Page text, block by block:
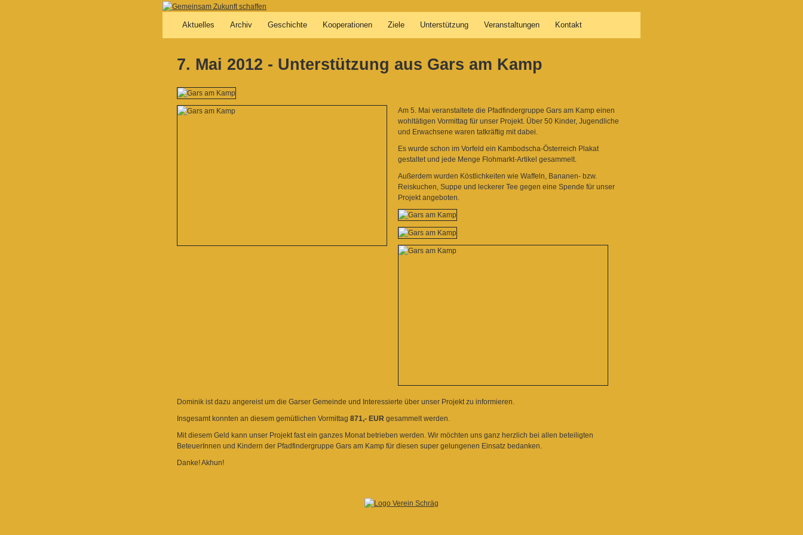
Aktuelles Archiv Geschichte Kooperationen Ziele Unterstützung Veranstaltungen Kontakt
7. Mai 2012 - Unterstützung aus Gars am Kamp
Am 5. Mai veranstaltete die Pfadfindergruppe Gars am Kamp einen
wohltätigen Vormittag für unser Projekt. Über 50 Kinder, Jugendliche
und Erwachsene waren tatkräftig mit dabei.
Es wurde schon im Vorfeld ein Kambodscha-Österreich Plakat
gestaltet und jede Menge Flohmarkt-Artikel gesammelt.
Außerdem wurden Köstlichkeiten wie Waffeln, Bananen- bzw.
Reiskuchen, Suppe und leckerer Tee gegen eine Spende für unser
Projekt angeboten.
Dominik ist dazu angereist um die Garser Gemeinde und Interessierte über unser Projekt zu informieren.
Insgesamt konnten an diesem gemütlichen Vormittag 871,- EUR gesammelt werden.
Mit diesem Geld kann unser Projekt fast ein ganzes Monat betrieben werden. Wir möchten uns ganz herzlich bei allen beteiligten
BeteuerInnen und Kindern der Pfadfindergruppe Gars am Kamp für diesen super gelungenen Einsatz bedanken.
Danke! Akhun!